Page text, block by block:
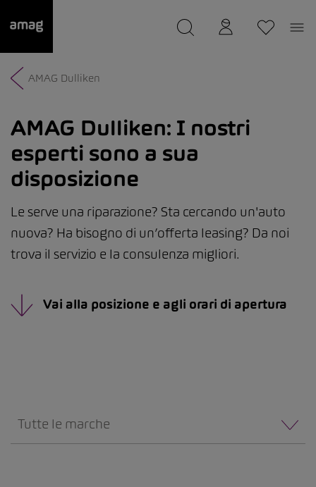
Il suo garage è stato salvato
AMAG Dulliken
AMAG Dulliken: I nostri
esperti sono a sua
disposizione
Le serve una riparazione? Sta cercando un'auto
nuova? Ha bisogno di un’offerta leasing? Da noi
trova il servizio e la consulenza migliori.
Vai alla posizione e agli orari di apertura
Tutte le marche